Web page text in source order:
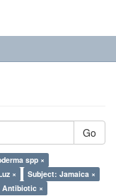
Go
spp ×
×
Subject: Jamaica ×
Antibiotic ×